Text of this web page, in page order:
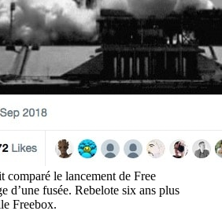
comparé le lancement de Free
d’une fusée. Rebelote six ans plus
Freebox.